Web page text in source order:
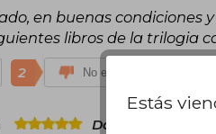
en buenas condiciones
libros de la trilogia
2 No es útil
Domingo 29 de
Estás